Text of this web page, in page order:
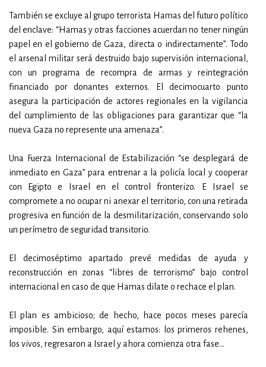
También se excluye al grupo terrorista Hamas del futuro político
del enclave: “Hamas y otras facciones acuerdan no tener ningún
papel en el gobierno de Gaza, directa o indirectamente”. Todo
el arsenal militar será destruido bajo supervisión internacional,
con un programa de recompra de armas y reintegración
financiado por donantes externos. El decimocuarto punto
asegura la participación de actores regionales en la vigilancia
del cumplimiento de las obligaciones para garantizar que “la
nueva Gaza no represente una amenaza”.
Una Fuerza Internacional de Estabilización “se desplegará de
inmediato en Gaza” para entrenar a la policía local y cooperar
con Egipto e Israel en el control fronterizo. E Israel se
compromete a no ocupar ni anexar el territorio, con una retirada
progresiva en función de la desmilitarización, conservando solo
un perímetro de seguridad transitorio.
El decimoséptimo apartado prevé medidas de ayuda y
reconstrucción en zonas “libres de terrorismo” bajo control
internacional en caso de que Hamas dilate o rechace el plan.
El plan es ambicioso; de hecho, hace pocos meses parecía
imposible. Sin embargo, aquí estamos: los primeros rehenes,
los vivos, regresaron a Israel y ahora comienza otra fase...